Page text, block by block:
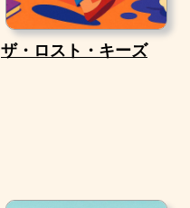
ザ・ロスト・キーズ